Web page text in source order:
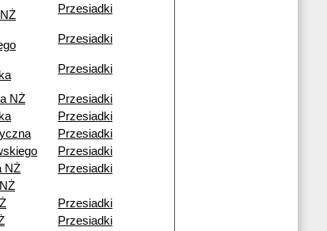
Przesiadki
Przesiadki
Przesiadki
NŻ
Przesiadki
Przesiadki
Przesiadki
Przesiadki
NŻ
Przesiadki
Przesiadki
Przesiadki